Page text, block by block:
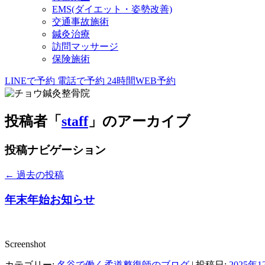
EMS(ダイエット・姿勢改善)
交通事故施術
鍼灸治療
訪問マッサージ
保険施術
LINEで予約 電話で予約 24時間WEB予約
投稿者「 staff」のアーカイブ
投稿ナビゲーション
← 過去の投稿
年末年始お知らせ
Screenshot